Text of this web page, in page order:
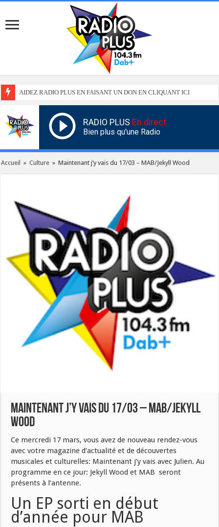
AIDEZ RADIO PLUS EN FAISANT UN DON EN CLIQUANT ICI
RADIO PLUS En direct
Bien plus qu'une Radio
Accueil » Culture » Maintenant j’y vais du 17/03 – MAB/Jekyll Wood
Maintenant j’y vais du 17/03 – MAB/Jekyll
Wood
Ce mercredi 17 mars, vous avez de nouveau rendez-vous
avec votre magazine d’actualité et de découvertes
musicales et culturelles: Maintenant j’y vais avec Julien. Au
programme en ce jour: Jekyll Wood et MAB seront
présents à l’antenne.
Un EP sorti en début
d’année pour MAB